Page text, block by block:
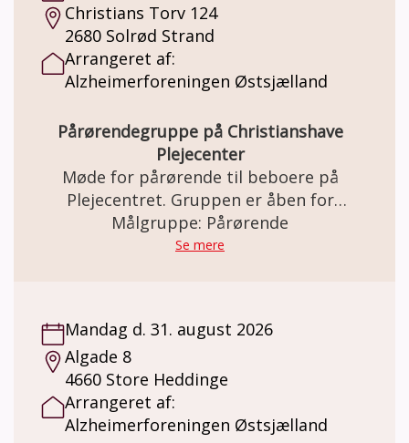
Christians Torv 124
2680 Solrød Strand
Arrangeret af:
Alzheimerforeningen Østsjælland
Pårørendegruppe på Christianshave
Plejecenter
Møde for pårørende til beboere på
Plejecentret. Gruppen er åben for
ægtefæller, børn, venner eller andre
nærtstående.
Målgruppe: Pårørende
Se mere
Mandag d. 31. august 2026
Algade 8
4660 Store Heddinge
Arrangeret af:
Alzheimerforeningen Østsjælland